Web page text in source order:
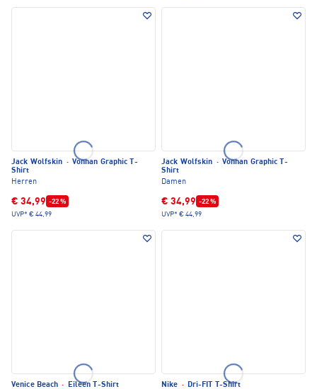
Jack Wolfskin · Vonnan Graphic T-
Shirt
Herren
€ 34,99 -22 %
UVP* € 44,99
Jack Wolfskin · Vonnan Graphic T-
Shirt
Damen
€ 34,99 -22 %
UVP* € 44,99
Venice Beach · Eileen T-Shirt Nike · Dri-FIT T-Shirt